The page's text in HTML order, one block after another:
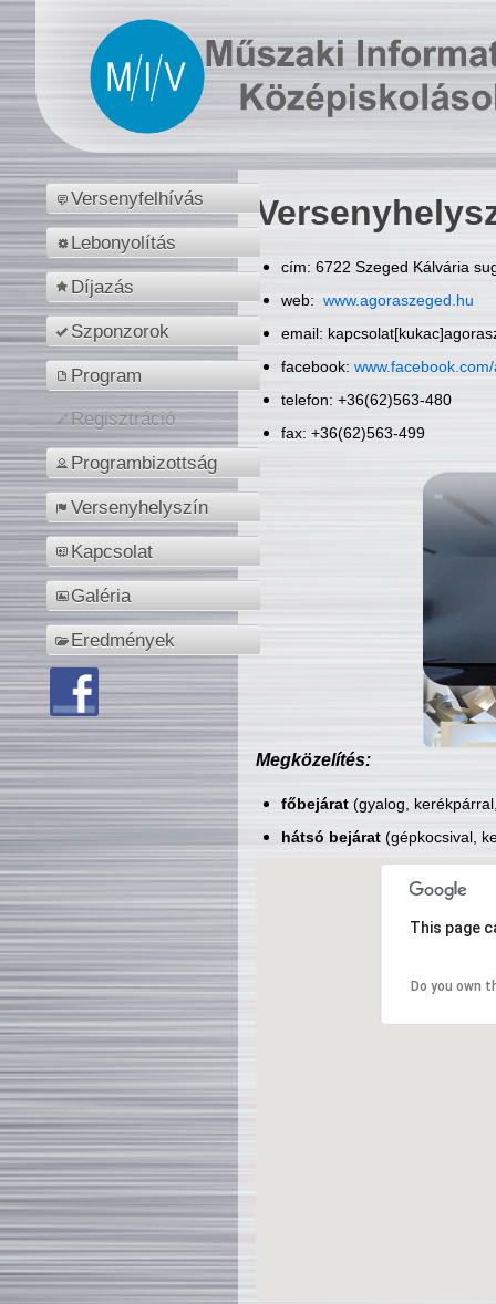
Versenyfelhívás
Lebonyolítás
Díjazás
Szponzorok
Program
Regisztráció
Programbizottság
Versenyhelyszín
Kapcsolat
Galéria
Eredmények
cím: 6722 Szeged Kálvária
web: www.agoraszeged.hu
email:
facebook:
telefon: +36(62)563-480
fax: +36(62)563-499
Megközelítés:
főbejárat(gyalog,
hátsó bejárat(gépkocsival,
This page
Do you own